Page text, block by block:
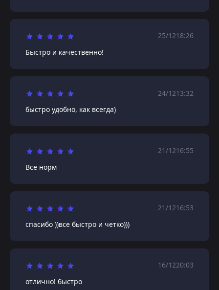
25/1218:26
Быстро и качественно!
24/1213:32
быстро удобно, как всегда)
21/1216:55
Все норм
21/1216:53
спасибо ))все быстро и четко)))
16/1220:03
отлично! быстро